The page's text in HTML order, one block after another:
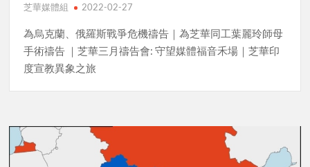
芝華媒體組 2022-02-27
為烏克蘭、俄羅斯戰爭危機禱告｜為芝華同工葉麗玲師母
手術禱告 ｜芝華三月禱告會: 守望媒體福音禾場｜芝華印
度宣教異象之旅